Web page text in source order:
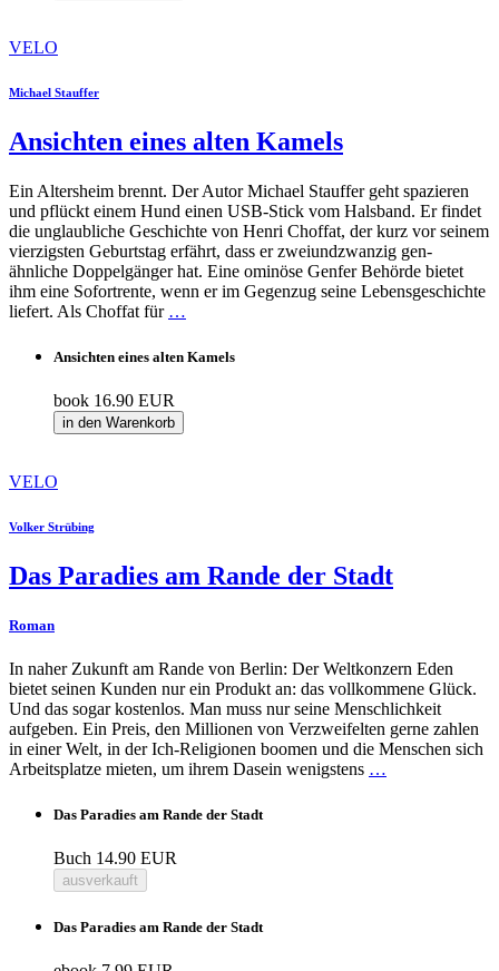
VELO
Michael Stauffer
Ansichten eines alten Kamels
Ein Altersheim brennt. Der Autor Michael Stauffer geht spazieren
und pflückt einem Hund einen USB-Stick vom Halsband. Er findet
die unglaubliche Geschichte von Henri Choffat, der kurz vor seinem
vierzigsten Geburtstag erfährt, dass er zweiundzwanzig gen-
ähnliche Doppelgänger hat. Eine ominöse Genfer Behörde bietet
ihm eine Sofortrente, wenn er im Gegenzug seine Lebensgeschichte
liefert. Als Choffat für …
Ansichten eines alten Kamels
book 16.90 EUR
in den Warenkorb
VELO
Volker Strübing
Das Paradies am Rande der Stadt
Roman
In naher Zukunft am Rande von Berlin: Der Weltkonzern Eden
bietet seinen Kunden nur ein Produkt an: das vollkommene Glück.
Und das sogar kostenlos. Man muss nur seine Menschlichkeit
aufgeben. Ein Preis, den Millionen von Verzweifelten gerne zahlen
in einer Welt, in der Ich-Religionen boomen und die Menschen sich
Arbeitsplatze mieten, um ihrem Dasein wenigstens …
Das Paradies am Rande der Stadt
Buch 14.90 EUR
ausverkauft
Das Paradies am Rande der Stadt